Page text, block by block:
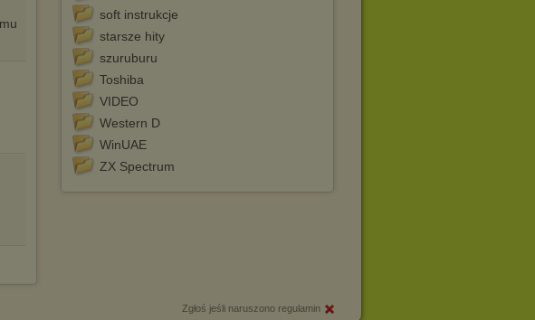
soft instrukcje
starsze hity
szuruburu
Toshiba
VIDEO
Western D
WinUAE
ZX Spectrum
Zgłoś jeśli naruszono regulamin